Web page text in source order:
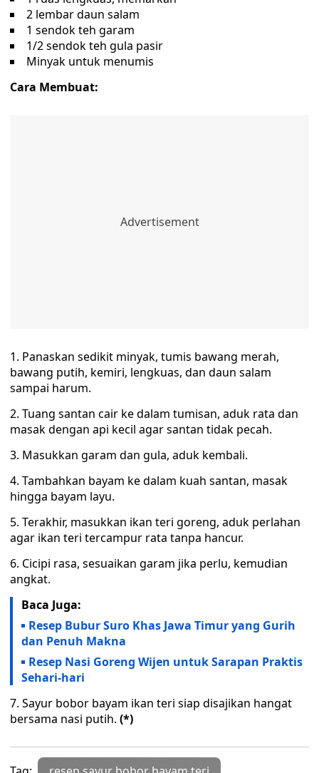
2 lembar daun salam
1 sendok teh garam
1/2 sendok teh gula pasir
Minyak untuk menumis
Cara Membuat:
1. Panaskan sedikit minyak, tumis bawang merah,
bawang putih, kemiri, lengkuas, dan daun salam
sampai harum.
2. Tuang santan cair ke dalam tumisan, aduk rata dan
masak dengan api kecil agar santan tidak pecah.
3. Masukkan garam dan gula, aduk kembali.
4. Tambahkan bayam ke dalam kuah santan, masak
hingga bayam layu.
5. Terakhir, masukkan ikan teri goreng, aduk perlahan
agar ikan teri tercampur rata tanpa hancur.
6. Cicipi rasa, sesuaikan garam jika perlu, kemudian
angkat.
Baca Juga:
Resep Bubur Suro Khas Jawa Timur yang Gurih
dan Penuh Makna
Resep Nasi Goreng Wijen untuk Sarapan Praktis
Sehari-hari
7. Sayur bobor bayam ikan teri siap disajikan hangat
bersama nasi putih. (*)